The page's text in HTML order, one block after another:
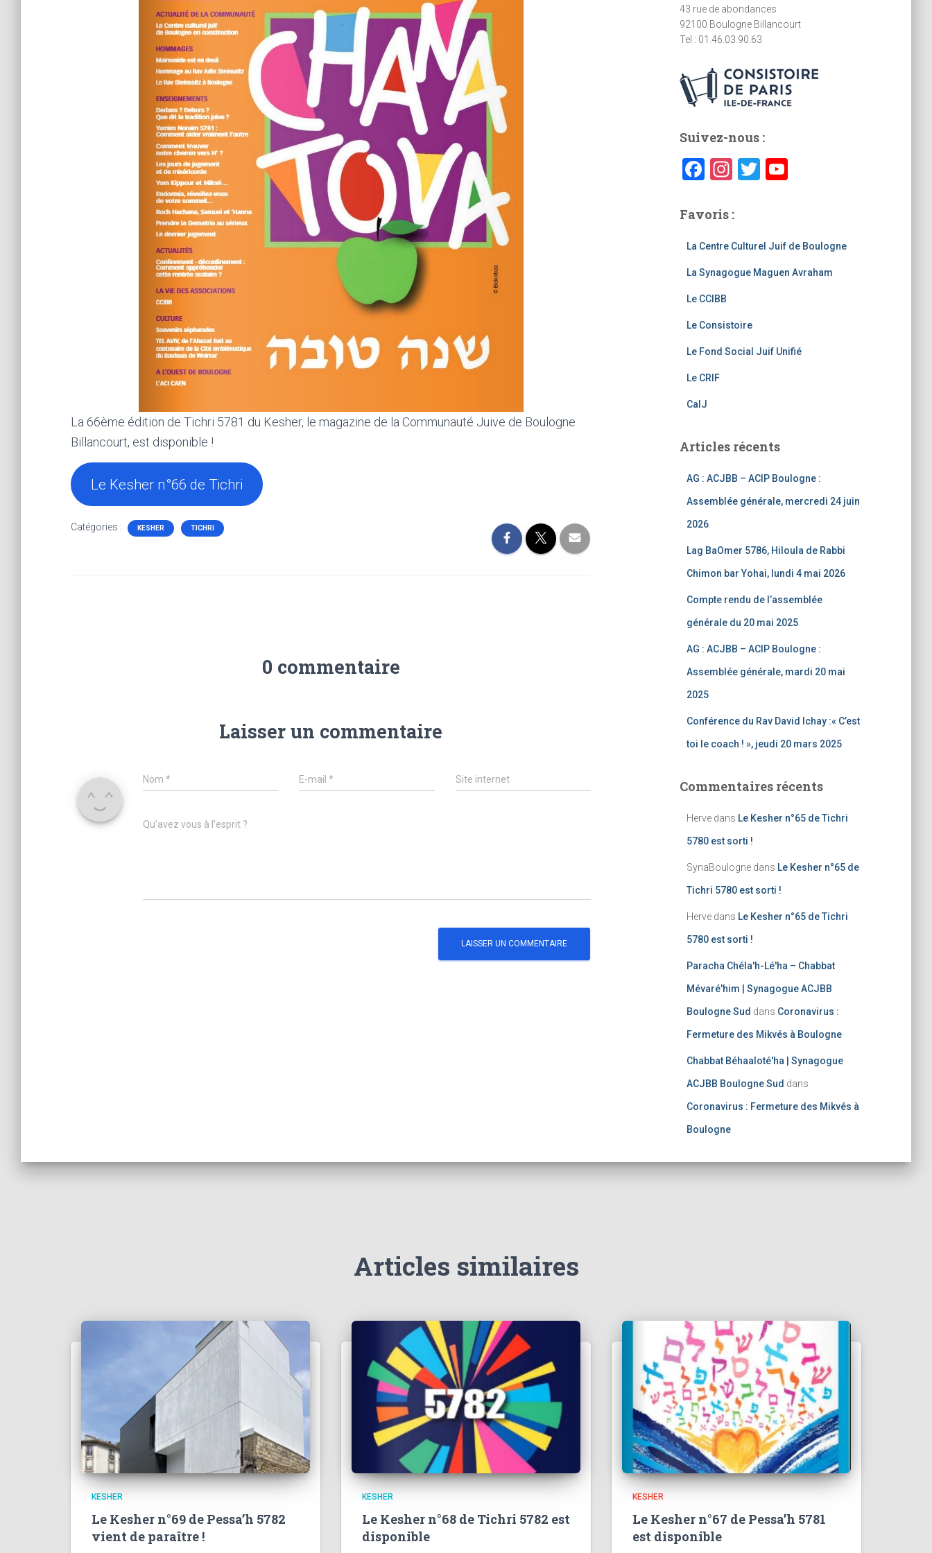
La 66ème édition de Tichri 5781 du Kesher, le magazine de la Communauté Juive de Boulogne
Billancourt, est disponible !
Le Kesher n°66 de Tichri
Catégories : KESHER TICHRI
0 commentaire
Laisser un commentaire
Nom * E-mail* Site internet
Qu’avez vous à l’esprit ?
43 rue de abondances
92100 Boulogne Billancourt
Tel : 01.46.03.90.63
Suivez-nous :
F
c
e
b
o
o
k
In
a
gr
a
m
T
er
T
u
b
h
Favoris :
La Centre Culturel Juif de Boulogne
La Synagogue Maguen Avraham
Le CCIBB
Le Consistoire
Le Fond Social Juif Unifié
Le CRIF
CalJ
Articles récents
AG : ACJBB – ACIP Boulogne :
Assemblée générale, mercredi 24 juin
2026
Lag BaOmer 5786, Hiloula de Rabbi
Chimon bar Yohai, lundi 4 mai 2026
Compte rendu de l’assemblée
générale du 20 mai 2025
AG : ACJBB – ACIP Boulogne :
Assemblée générale, mardi 20 mai
2025
Conférence du Rav David Ichay :« C’est
toi le coach ! », jeudi 20 mars 2025
Commentaires récents
Hervedans Le Kesher n°65 de Tichri
5780 est sorti !
SynaBoulognedans Le Kesher n°65 de
Tichri 5780 est sorti !
Hervedans Le Kesher n°65 de Tichri
5780 est sorti !
Paracha Chéla'h-Lé'ha – Chabbat
Mévaré'him | Synagogue ACJBB
Boulogne Sud dans Coronavirus :
Fermeture des Mikvés à Boulogne
Chabbat Béhaaloté'ha | Synagogue
ACJBB Boulogne Sud dans
Coronavirus : Fermeture des Mikvés à
Boulogne
Articles similaires
KESHER
Le Kesher n°69 de Pessa’h 5782
vient de paraître !
KESHER
Le Kesher n°68 de Tichri 5782 est
disponible
KESHER
Le Kesher n°67 de Pessa’h 5781
est disponible